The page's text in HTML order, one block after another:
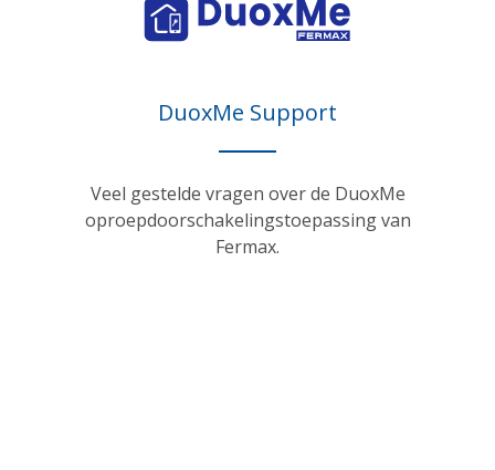
DuoxMe Support
Veel gestelde vragen over de DuoxMe
oproepdoorschakelingstoepassing van
Fermax.